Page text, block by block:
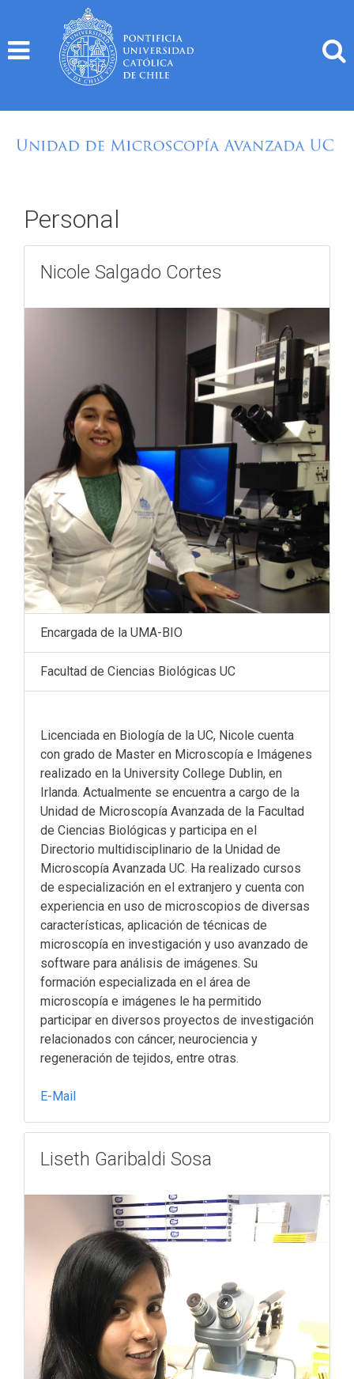
content
Personal
Nicole Salgado Cortes
Encargada de la UMA-BIO
Facultad de Ciencias Biológicas UC
Licenciada en Biología de la UC, Nicole cuenta
con grado de Master en Microscopía e Imágenes
realizado en la University College Dublin, en
Irlanda. Actualmente se encuentra a cargo de la
Unidad de Microscopía Avanzada de la Facultad
de Ciencias Biológicas y participa en el
Directorio multidisciplinario de la Unidad de
Microscopía Avanzada UC. Ha realizado cursos
de especialización en el extranjero y cuenta con
experiencia en uso de microscopios de diversas
características, aplicación de técnicas de
microscopía en investigación y uso avanzado de
software para análisis de imágenes. Su
formación especializada en el área de
microscopía e imágenes le ha permitido
participar en diversos proyectos de investigación
relacionados con cáncer, neurociencia y
regeneración de tejidos, entre otras.
E-Mail
Liseth Garibaldi Sosa